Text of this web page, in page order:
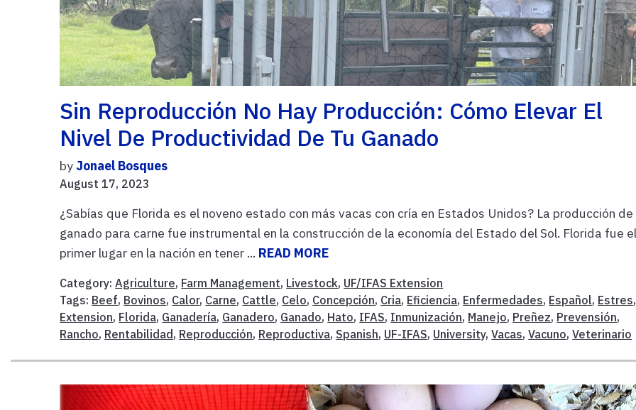
Sin Reproducción No Hay Producción: Cómo Elevar El
Nivel De Productividad De Tu Ganado
by Jonael Bosques
August 17, 2023
¿Sabías que Florida es el noveno estado con más vacas con cría en Estados Unidos? La producción de
ganado para carne fue instrumental en la construcción de la economía del Estado del Sol. Florida fue
primer lugar en la nación en tener ... READ MORE
Category:Agriculture, Farm Management, Livestock, UF/IFAS Extension
Tags: Beef, Bovinos, Calor, Carne, Cattle, Celo, Concepción, Cria, Eficiencia, Enfermedades, Español, Estres,
Extension, Florida, Ganadería, Ganadero, Ganado, Hato, IFAS, Inmunización, Manejo, Preñez, Prevensión,
Rancho, Rentabilidad , Reproducción, Reproductiva, Spanish, UF-IFAS, University,Vacas,Vacuno,Veterinario